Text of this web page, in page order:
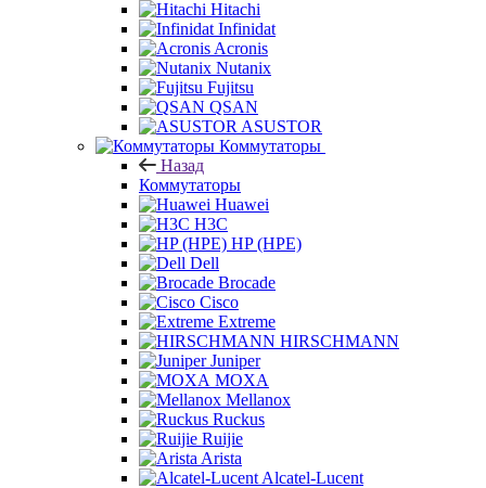
Hitachi
Infinidat
Acronis
Nutanix
Fujitsu
QSAN
ASUSTOR
Коммутаторы
Назад
Коммутаторы
Huawei
H3C
HP (HPE)
Dell
Brocade
Cisco
Extreme
HIRSCHMANN
Juniper
MOXA
Mellanox
Ruckus
Ruijie
Arista
Alcatel-Lucent